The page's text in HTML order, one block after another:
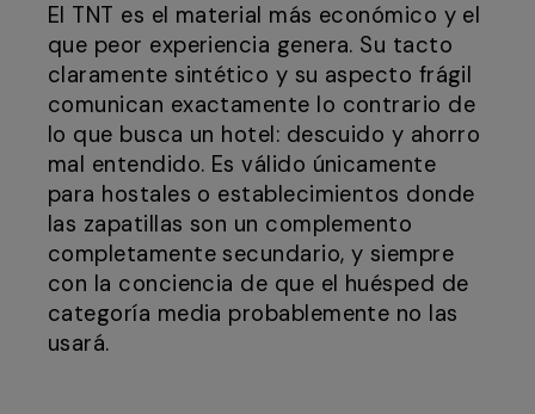
El TNT es el material más económico y el
que peor experiencia genera. Su tacto
claramente sintético y su aspecto frágil
comunican exactamente lo contrario de
lo que busca un hotel: descuido y ahorro
mal entendido. Es válido únicamente
para hostales o establecimientos donde
las zapatillas son un complemento
completamente secundario, y siempre
con la conciencia de que el huésped de
categoría media probablemente no las
usará.